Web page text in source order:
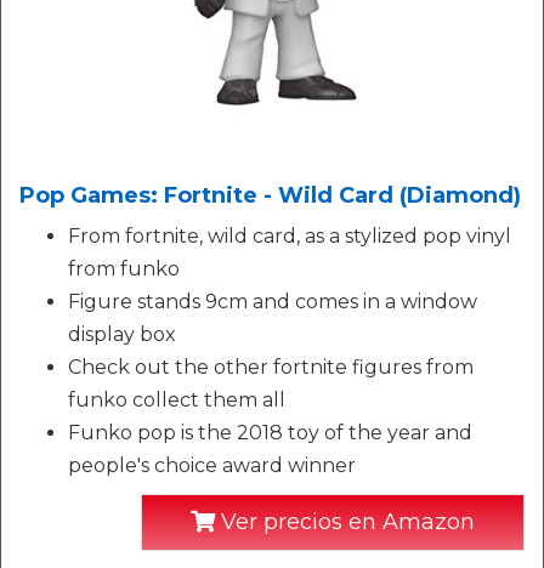
Pop Games: Fortnite - Wild Card (Diamond)
From fortnite, wild card, as a stylized pop vinyl
from funko
Figure stands 9cm and comes in a window
display box
Check out the other fortnite figures from
funko collect them all
Funko pop is the 2018 toy of the year and
people's choice award winner
Ver precios en Amazon